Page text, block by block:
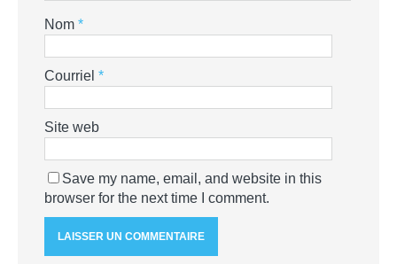
Nom *
Courriel *
Site web
Save my name, email, and website in this
browser for the next time I comment.